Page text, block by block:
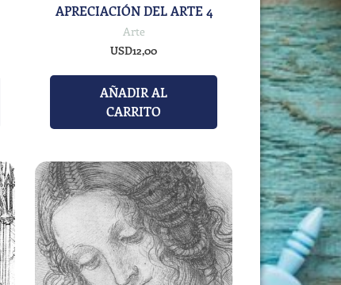
APRECIACIÓN DEL ARTE 4
Arte
USD12,00
AÑADIR AL
CARRITO